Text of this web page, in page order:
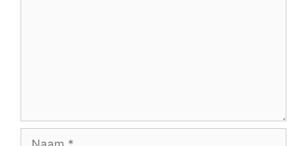
Naam